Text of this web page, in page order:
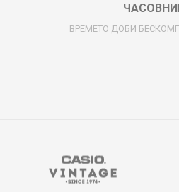
ВРЕМЕТО ДОБИ